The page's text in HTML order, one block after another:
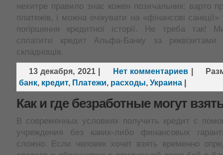
нехитре правило знає кожен позичальник: варто
платежів, і можна очікувати на «фінансові
погіршення кредитної історії. Не треба так!
сплатити кредит Альфа-Банку за
складнощів.
13 декабря, 2021| Нет комментариев
банк, кредит, Платежи, расходы, Украина|
Как и где безработные могут
В современных условиях получить кредит с
учреждения без каких-либо финансовых
сложно. Если человек хочет взять временно